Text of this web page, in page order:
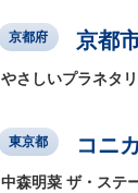
京都府 京都
やさしいプラネタ
東京都 コニ
中森明菜 ザ・ステ